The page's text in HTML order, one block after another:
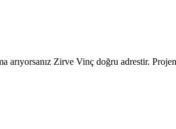
Zirve Vinç doğru adrestir.